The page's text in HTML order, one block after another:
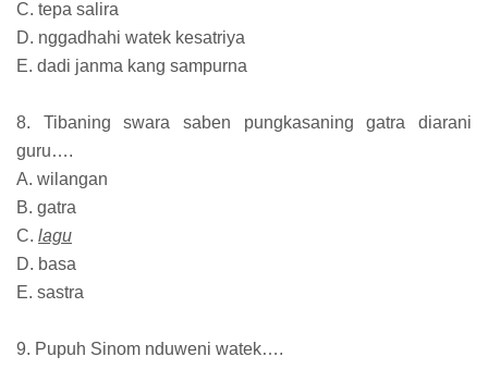
C. tepa salira
D. nggadhahi watek kesatriya
E. dadi janma kang sampurna
8. Tibaning swara saben pungkasaning gatra diarani
guru….
A. wilangan
B. gatra
C. lagu
D. basa
E. sastra
9. Pupuh Sinom nduweni watek….